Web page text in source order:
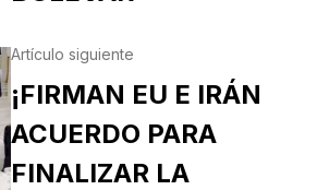
Artículo siguiente
¡FIRMAN EU E IRÁN
ACUERDO PARA
FINALIZAR LA